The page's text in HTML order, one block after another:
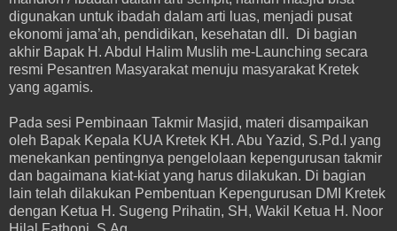
digunakan untuk ibadah dalam arti luas, menjadi pusat
ekonomi jama’ah, pendidikan, kesehatan dll. Di bagian
akhir Bapak H. Abdul Halim Muslih me-Launching secara
resmi Pesantren Masyarakat menuju masyarakat Kretek
yang agamis.
Pada sesi Pembinaan Takmir Masjid, materi disampaikan
oleh Bapak Kepala KUA Kretek KH. Abu Yazid, S.Pd.I yang
menekankan pentingnya pengelolaan kepengurusan takmir
dan bagaimana kiat-kiat yang harus dilakukan. Di bagian
lain telah dilakukan Pembentuan Kepengurusan DMI Kretek
dengan Ketua H. Sugeng Prihatin, SH, Wakil Ketua H. Noor